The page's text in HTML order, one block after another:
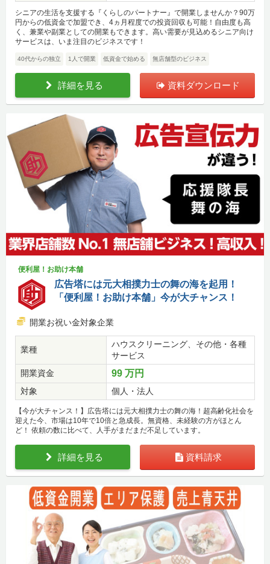
シニアの生活を支援する『くらしのパートナー』で開業しませんか？90万
円からの低資金で加盟でき、4ヵ月程度での投資回収も可能！自由度も高
く、兼業や副業としての開業もできます。高い需要が見込めるシニア向け
サービスは、いま注目のビジネスです！
40代からの独立 1人で開業 低資金で始める 無店舗型のビジネス
詳細を見る 資料ダウンロード
便利屋！お助け本舗
広告塔には元大相撲力士の舞の海を起用！
「便利屋！お助け本舗」今が大チャンス！
開業お祝い金対象企業
業種
ハウスクリーニング、その他・各種
サービス
開業資金
99 万円
対象 個人・法人
【今が大チャンス！】広告塔には元大相撲力士の舞の海！超高齢化社会を
迎えた今、市場は10年で10倍と急成長。無資格、未経験の方がほとん
ど！ 依頼の数に比べて、人手がまだまだ不足しています。
詳細を見る 資料請求